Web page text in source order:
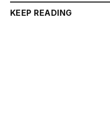
KEEP READING